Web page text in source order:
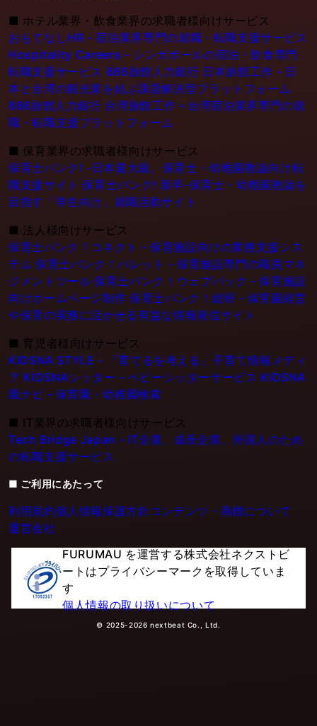
■ ホテル業界・飲食業界の求職者様向けサービス
おもてなしHR - 宿泊業界専門の就職・転職支援サービス
Hospitality Careers - シンガポールの宿泊・飲食専門
転職支援サービス 886旅館人力銀行 日本旅館工作 - 日
本と台湾の観光業を結ぶ課題解決型プラットフォーム
886旅館人力銀行 台湾旅館工作 - 台湾宿泊業界専門の就
職・転職支援プラットフォーム
■ 保育業界の求職者様向けサービス
保育士バンク! -日本最大級。保育士・幼稚園教論向け転
職支援サイト 保育士バンク! 新卒-保育士・幼稚園教論を
目指す「学生向け」就職活動サイト
■ 法人様向けサービス
保育士バンク！コネクト - 保育施設向けの業務支援シス
テム 保育士バンク！パレット - 保育施設専門の職員マネ
ジメントツール 保育士バンク！ウェブパック - 保育施設
向けホームページ制作 保育士バンク！総研 - 保育園経営
や保育の実務に活かせる有益な情報発信サイト
■ 育児者様向けサービス
KIDSNA STYLE - 「育てるを考える」子育て情報メディ
ア KIDSNAシッター - ベビーシッターサービス KIDSNA
園ナビ - 保育園・幼稚園検索
■ IT業界の求職者様向けサービス
Tech Bridge Japan - IT企業、成長企業、外国人のため
の転職支援サービス
■ ご利用にあたって
利用規約個人情報保護方針コンテンツ・商標について
運営会社
FURUMAU を運営する株式会社ネクストビ
ートはプライバシーマークを取得していま
す
個人情報の取り扱いについて
© 2025-2026 nextbeat Co., Ltd.